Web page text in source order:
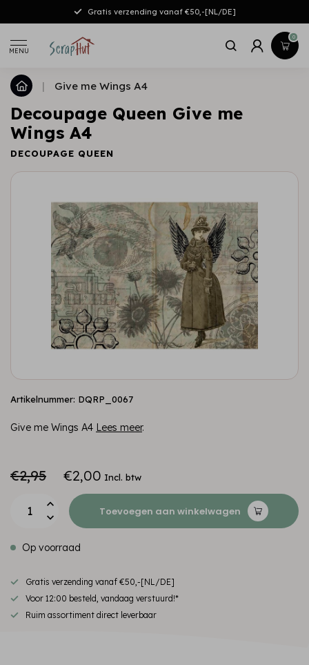
Gratis verzending vanaf €50,-[NL/DE]
MENU
0
| Give me Wings A4
Decoupage Queen Give me
Wings A4
DECOUPAGE QUEEN
Artikelnummer: DQRP_0067
Give me Wings A4 Lees meer.
€2,95 €2,00 Incl. btw
Toevoegen aan winkelwagen
Op voorraad
Gratis verzending vanaf €50,-[NL/DE]
Voor 12:00 besteld, vandaag verstuurd!*
Ruim assortiment direct leverbaar